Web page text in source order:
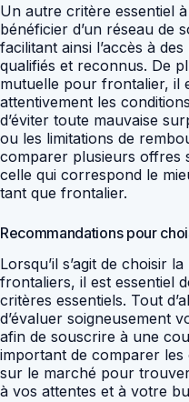
Un autre critère essentiel
bénéficier d’un réseau de
facilitant ainsi l’accès à
qualifiés et reconnus. De
mutuelle pour frontalier, il
attentivement les
d’éviter toute mauvaise
ou les limitations de
comparer plusieurs
celle qui correspond le
tant que frontalier.
Recommandations pour
Lorsqu’il s’agit de choisir
frontaliers, il est essentiel
critères essentiels. Tout
d’évaluer soigneusement
afin de souscrire à une
important de comparer
sur le marché pour
à vos attentes et à votre